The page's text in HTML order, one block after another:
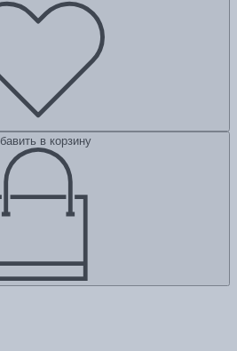
в корзину